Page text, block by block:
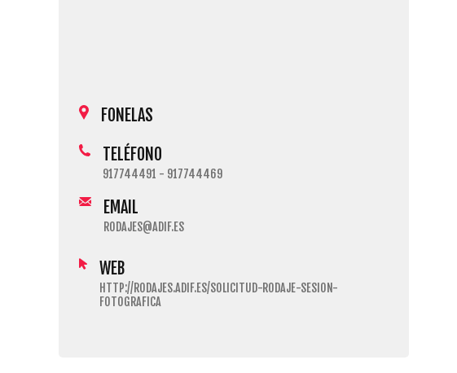
FONELAS
TELÉFONO
917744491 - 917744469
EMAIL
RODAJES@ADIF.ES
WEB
HTTP://RODAJES.ADIF.ES/SOLICITUD-RODAJE-SESION-
FOTOGRAFICA